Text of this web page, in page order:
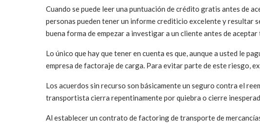
Cuando se puede leer una puntuación de crédito gratis antes de
personas pueden tener un informe crediticio excelente y resultar
buena forma de empezar a investigar a un cliente antes de
Lo único que hay que tener en cuenta es que, aunque a usted le
empresa de factoraje de carga. Para evitar parte de este riesgo,
Los acuerdos sin recurso son básicamente un seguro contra el
transportista cierra repentinamente por quiebra o cierre
Al establecer un contrato de factoring de transporte de